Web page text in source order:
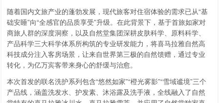
随着国内文旅产业的蓬勃发展，现代旅客对住宿体验的需求已从“基
础安睡”向“全感官的品质享受”升级。在此背景下，基于首旅如家对
商旅人群的深度洞察，以及自然堂集团深耕皮肤科学、原料科学、
产品科学三大科学体系所构筑的专业研发能力，将喜马拉雅自然高
科技成分注入客房场景，让来自世界第三极的自然馈赠，通过专业
转化，为亿万宾客带来身心的舒缓与治愈。
本次首发的联名洗护系列包含“悠然如家”“橙光雾影”“雪域谧境”三个
产品线，涵盖洗发水、护发素、沐浴露及洗手液，全线融入了自然